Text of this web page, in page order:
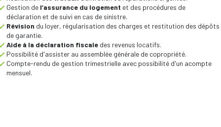
Gestion de l’assurance du logement et des procédures de
déclaration et de suivi en cas de sinistre.
Révision du loyer, régularisation des charges et restitution des dépôts
de garantie.
Aide à la déclaration fiscaledes revenus locatifs.
Possibilité d'assister au assemblée générale de copropriété.
Compte-rendu de gestion trimestrielle avec possibilité d'un acompte
mensuel.